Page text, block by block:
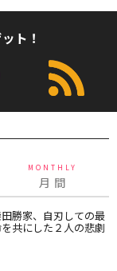
ト！
MONTHLY
月 間
勝家、自刃しての最
共にした２人の悲劇